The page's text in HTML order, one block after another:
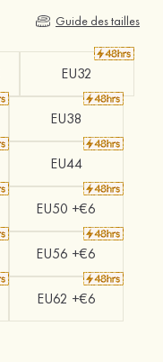
Guide des tailles
EU32
EU38
EU44
EU50 +€6
EU56 +€6
EU62 +€6